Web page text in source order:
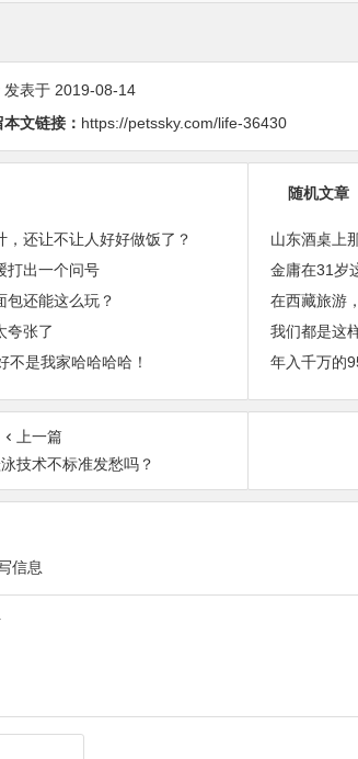
发表于 2019-08-14
文链接： https://petssky.com/life-36430
还让不让人好好做饭了？
打出一个问号
还能这么玩？
夸张了
不是我家哈哈哈哈！
随机文章
山东酒桌上
金庸在31岁
我们都是这
上一篇
技术不标准发愁吗？
信息